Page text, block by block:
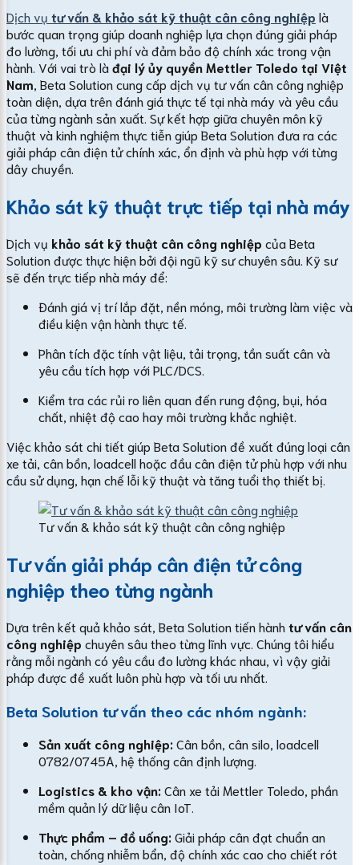
Dịch vụ tư vấn & khảo sát kỹ thuật cân công nghiệp là
bước quan trọng giúp doanh nghiệp lựa chọn đúng giải pháp
đo lường, tối ưu chi phí và đảm bảo độ chính xác trong vận
hành. Với vai trò làđại lý ủy quyền Mettler Toledo tại Việt
Nam, Beta Solution cung cấp dịch vụ tư vấn cân công nghiệp
toàn diện, dựa trên đánh giá thực tế tại nhà máy và yêu cầu
của từng ngành sản xuất. Sự kết hợp giữa chuyên môn kỹ
thuật và kinh nghiệm thực tiễn giúp Beta Solution đưa ra các
giải pháp cân điện tử chính xác, ổn định và phù hợp với từng
dây chuyền.
Khảo sát kỹ thuật trực tiếp tại nhà máy
Dịch vụ khảo sát kỹ thuật cân công nghiệp của Beta
Solution được thực hiện bởi đội ngũ kỹ sư chuyên sâu. Kỹ sư
sẽ đến trực tiếp nhà máy để:
Đánh giá vị trí lắp đặt, nền móng, môi trường làm việc và
điều kiện vận hành thực tế.
Phân tích đặc tính vật liệu, tải trọng, tần suất cân và
yêu cầu tích hợp với PLC/DCS.
Kiểm tra các rủi ro liên quan đến rung động, bụi, hóa
chất, nhiệt độ cao hay môi trường khắc nghiệt.
Việc khảo sát chi tiết giúp Beta Solution đề xuất đúng loại cân
xe tải, cân bồn, loadcell hoặc đầu cân điện tử phù hợp với nhu
cầu sử dụng, hạn chế lỗi kỹ thuật và tăng tuổi thọ thiết bị.
Tư vấn & khảo sát kỹ thuật cân công nghiệp
Tư vấn giải pháp cân điện tử công
nghiệp theo từng ngành
Dựa trên kết quả khảo sát, Beta Solution tiến hành tư vấn cân
công nghiệp chuyên sâu theo từng lĩnh vực. Chúng tôi hiểu
rằng mỗi ngành có yêu cầu đo lường khác nhau, vì vậy giải
pháp được đề xuất luôn phù hợp và tối ưu nhất.
Beta Solution tư vấn theo các nhóm ngành:
Sản xuất công nghiệp: Cân bồn, cân silo, loadcell
0782/0745A, hệ thống cân định lượng.
Logistics & kho vận: Cân xe tải Mettler Toledo, phần
mềm quản lý dữ liệu cân IoT.
Thực phẩm – đồ uống: Giải pháp cân đạt chuẩn an
toàn, chống nhiễm bẩn, độ chính xác cao cho chiết rót